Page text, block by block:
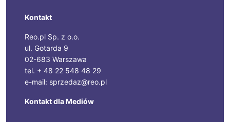
Kontakt
Reo.pl Sp. z o.o.
ul. Gotarda 9
02-683 Warszawa
tel. + 48 22 548 48 29
e-mail: sprzedaz@reo.pl
Kontakt dla Mediów